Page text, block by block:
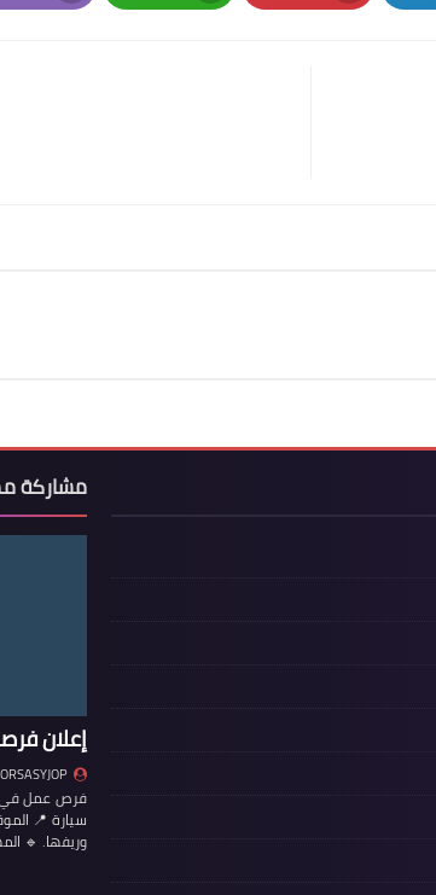
Pinterest
Whatsapp
Email
مشاركة
إعلان
فرص عمل في
سيارة 📍
وريفها. 🔹